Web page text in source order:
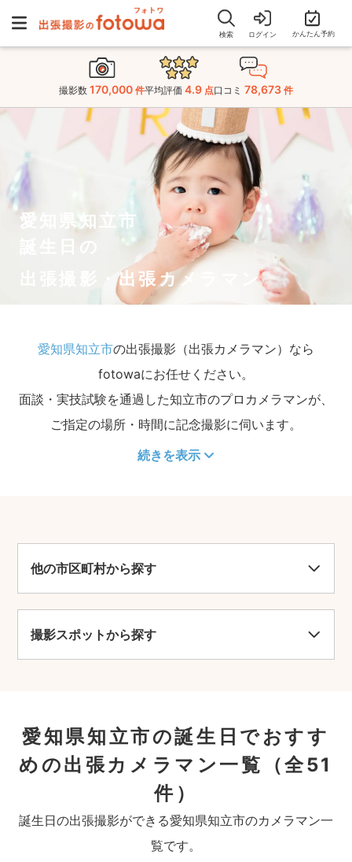
検索 ログイン かんたん予約
撮影数 170,000 件平均評価 4.9 点口コミ 78,673 件
愛知県知立市
誕生日の
出張撮影・出張カメラマン
愛知県知立市の出張撮影（出張カメラマン）なら
fotowaにお任せください。
面談・実技試験を通過した知立市のプロカメラマンが、
ご指定の場所・時間に記念撮影に伺います。
続きを表示
他の市区町村から探す
撮影スポットから探す
愛知県知立市の誕生日でおすす
めの出張カメラマン一覧
（全51
件）
誕生日の出張撮影ができる愛知県知立市のカメラマン一
覧です。